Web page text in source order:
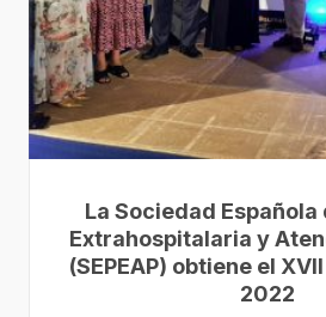
La Sociedad
Extrahospitalaria y
(SEPEAP) obtiene el
2022